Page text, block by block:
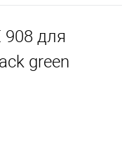
908 для
green